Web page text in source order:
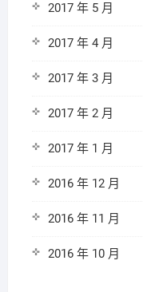
2017 年 5 月
2017 年 4 月
2017 年 3 月
2017 年 2 月
2017 年 1 月
2016 年 12 月
2016 年 11 月
2016 年 10 月